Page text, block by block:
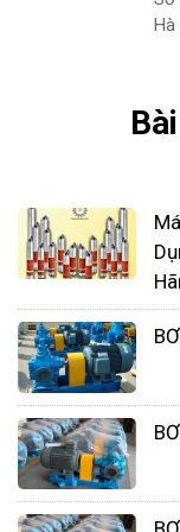
dụng của
Độ bền cao
Máy bơm chìm
cao là do được
Hà